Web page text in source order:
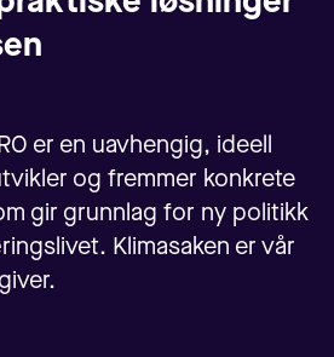
er en uavhengig, ideell
og fremmer konkrete
gir grunnlag for ny politikk
Klimasaken er vår